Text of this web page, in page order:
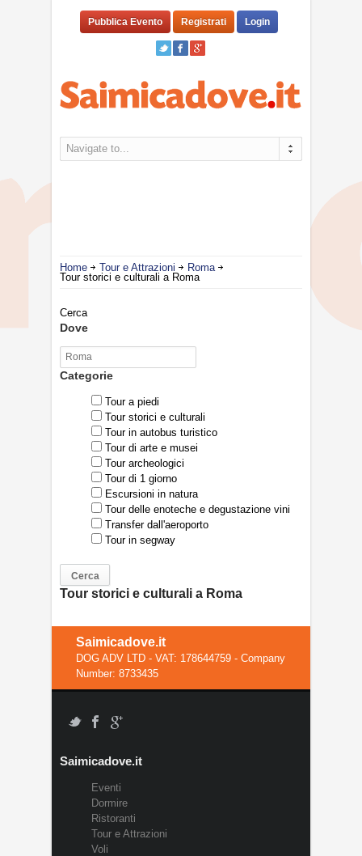
Pubblica Evento Registrati Login
Navigate to...
Home Tour e Attrazioni
Roma
Tour storici e culturali a Roma
Cerca
Dove
Categorie
Tour a piedi
Tour storici e culturali
Tour in autobus turistico
Tour di arte e musei
Tour archeologici
Tour di 1 giorno
Escursioni in natura
Tour delle enoteche e degustazione vini
Transfer dall'aeroporto
Tour in segway
Tour storici e culturali a Roma
Saimicadove.it
DOG ADV LTD - VAT: 178644759 - Company
Number: 8733435
Saimicadove.it
Eventi
Dormire
Ristoranti
Tour e Attrazioni
Voli